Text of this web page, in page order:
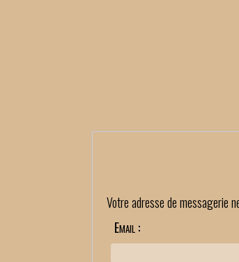
Votre adresse de messagerie
Email :